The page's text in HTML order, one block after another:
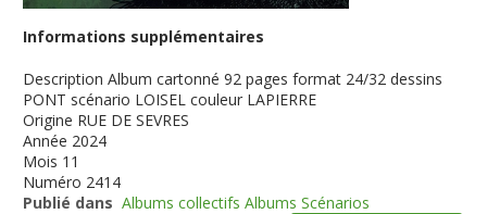
Informations supplémentaires
Description Album cartonné 92 pages format 24/32 dessins
PONT scénario LOISEL couleur LAPIERRE
Origine RUE DE SEVRES
Année 2024
Mois 11
Numéro 2414
Publié dans Albums collectifs Albums Scénarios